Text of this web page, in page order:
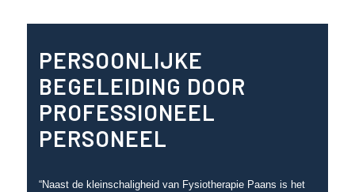
PERSOONLIJKE
BEGELEIDING DOOR
PROFESSIONEEL
PERSONEEL
“Naast de kleinschaligheid van Fysiotherapie Paans is het